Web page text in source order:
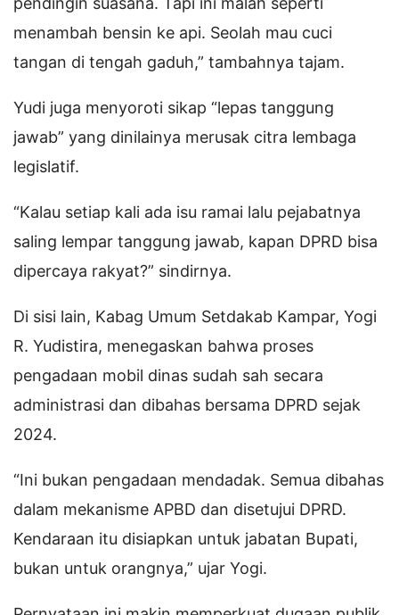
menambah bensin ke api. Seolah mau cuci
tangan di tengah gaduh,” tambahnya tajam.
Yudi juga menyoroti sikap “lepas tanggung
jawab” yang dinilainya merusak citra lembaga
legislatif.
“Kalau setiap kali ada isu ramai lalu pejabatnya
saling lempar tanggung jawab, kapan DPRD bisa
dipercaya rakyat?” sindirnya.
Di sisi lain, Kabag Umum Setdakab Kampar, Yogi
R. Yudistira, menegaskan bahwa proses
pengadaan mobil dinas sudah sah secara
administrasi dan dibahas bersama DPRD sejak
2024.
“Ini bukan pengadaan mendadak. Semua dibahas
dalam mekanisme APBD dan disetujui DPRD.
Kendaraan itu disiapkan untuk jabatan Bupati,
bukan untuk orangnya,” ujar Yogi.